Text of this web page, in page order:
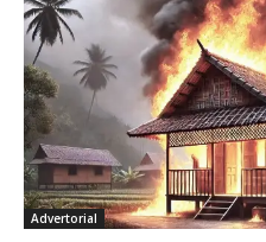
Advertorial